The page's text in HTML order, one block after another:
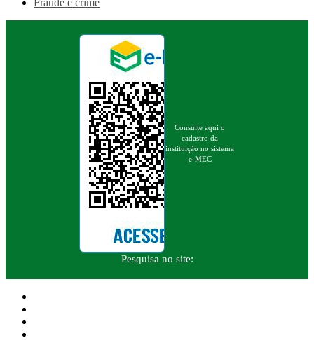
Fraude é crime
Consulte aqui o
cadastro da
instituição no sistema
e-MEC
Pesquisa no site: